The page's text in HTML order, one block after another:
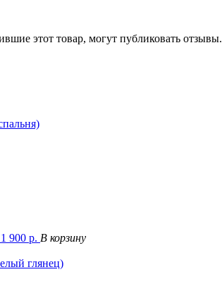
этот товар, могут публиковать отзывы.
1 900 р. В корзину
глянец)